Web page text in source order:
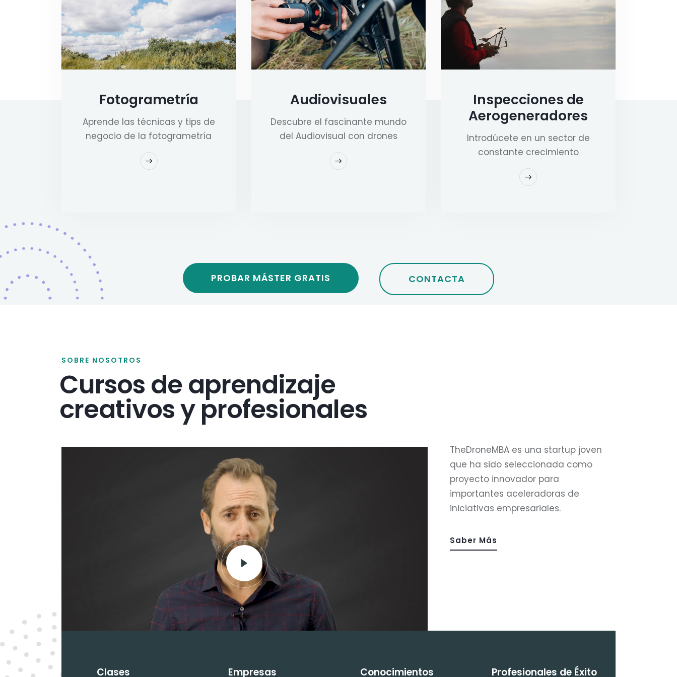
Fotogrametría
Aprende las técnicas y tips de
negocio de la fotogrametría
Audiovisuales
Descubre el fascinante mundo
del Audiovisual con drones
Inspecciones de
Aerogeneradores
Introdúcete en un sector de
constante crecimiento
PROBAR MÁSTER GRATIS CONTACTA
SOBRE NOSOTROS
Cursos de aprendizaje
creativos y profesionales
TheDroneMBA es una startup joven
que ha sido seleccionada como
proyecto innovador para
importantes aceleradoras de
iniciativas empresariales.
Saber Más
Clases Empresas Conocimientos Profesionales de Éxito